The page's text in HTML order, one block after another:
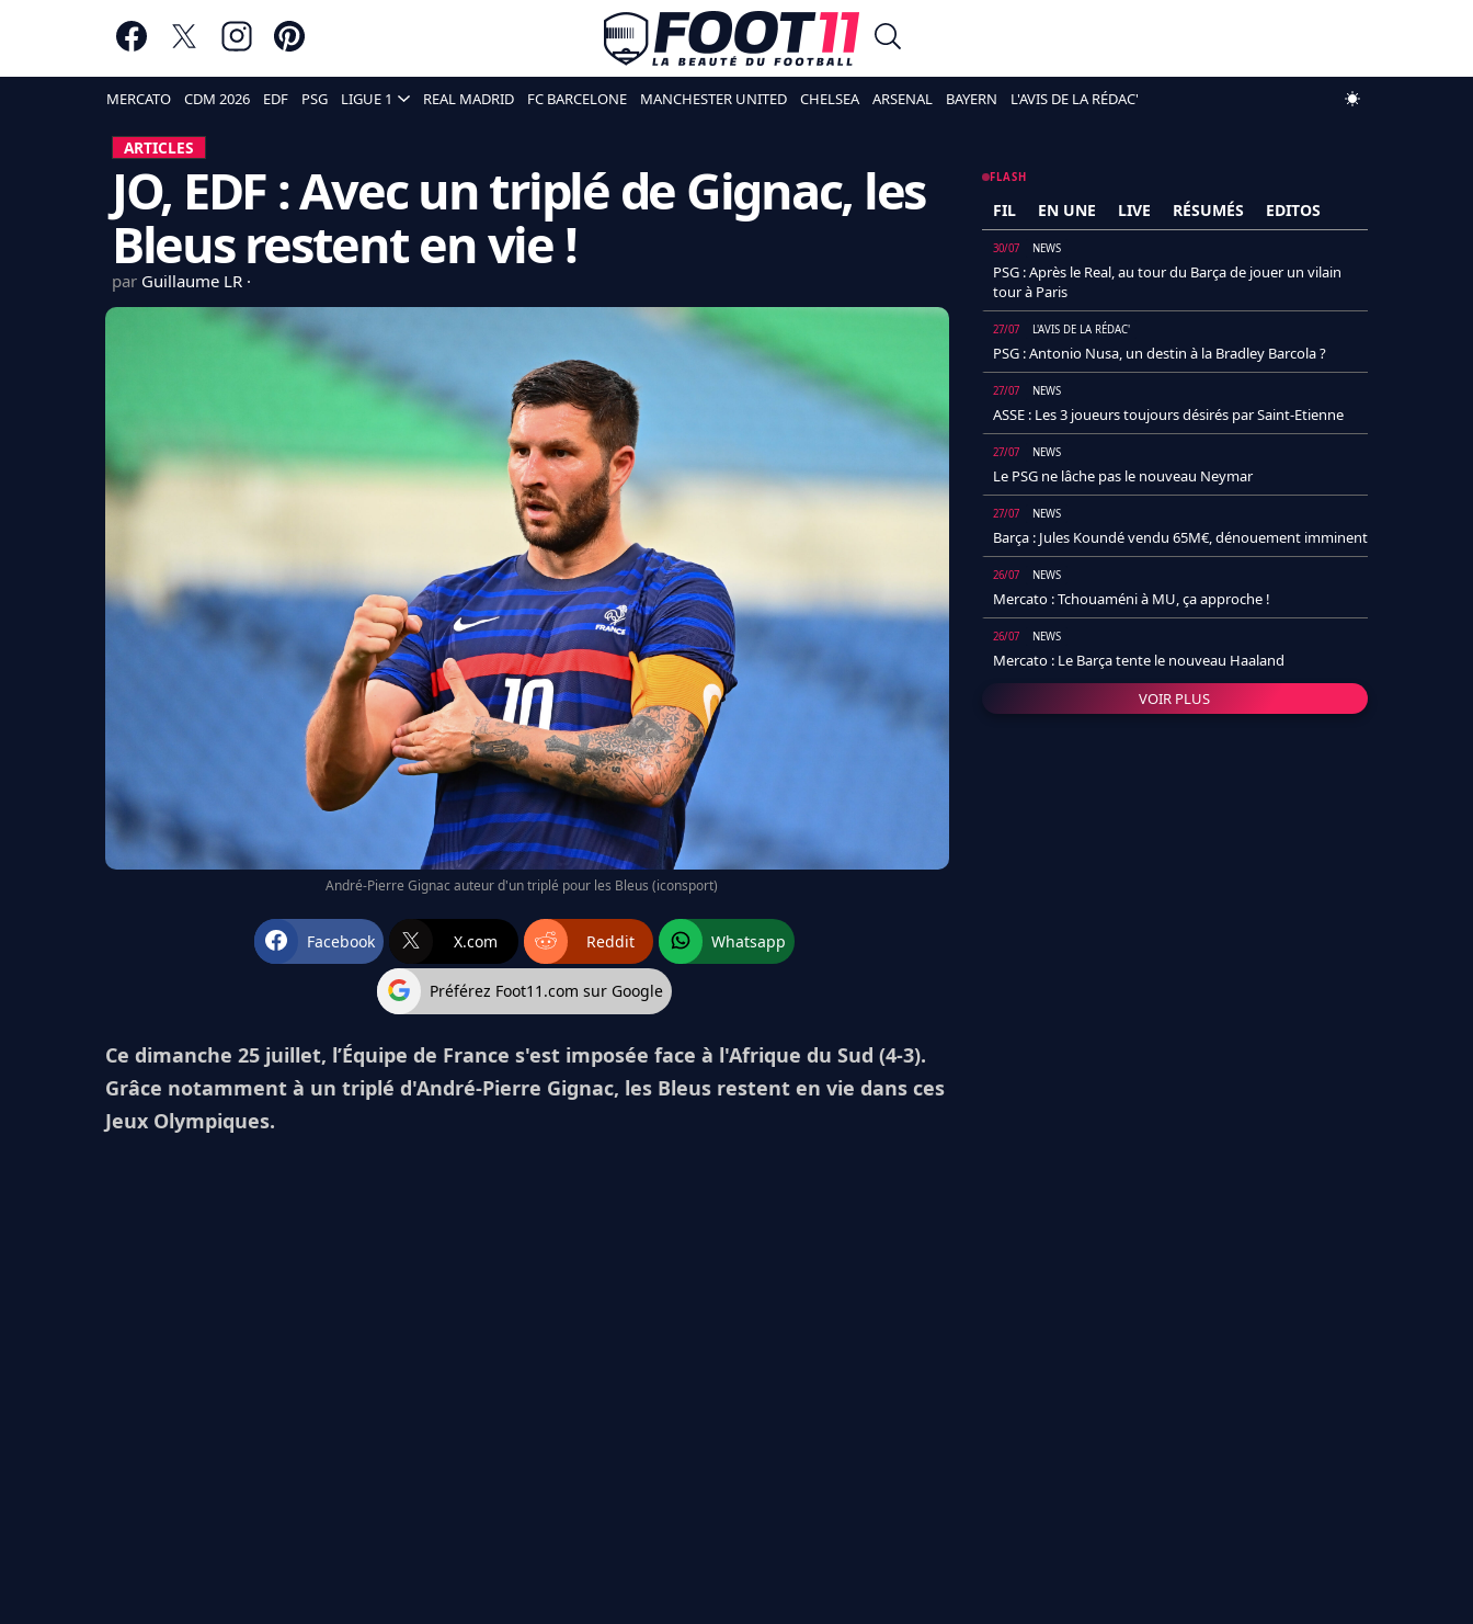
MERCATO CDM 2026 EDF PSG LIGUE 1 REAL MADRID FC BARCELONE MANCHESTER UNITED CHELSEA ARSENAL BAYERN L'AVIS DE LA RÉDAC'
ARTICLES
JO, EDF : Avec un triplé de Gignac, les
Bleus restent en vie !
par Guillaume LR
André-Pierre Gignac auteur d'un triplé pour les Bleus (iconsport)
Facebook X.com Reddit Whatsapp
Préférez Foot11.com sur Google
Ce dimanche 25 juillet, l’Équipe de France s'est imposée face à l'Afrique du Sud (4-3).
Grâce notamment à un triplé d'André-Pierre Gignac, les Bleus restent en vie dans ces
Jeux Olympiques.
FLASH
FIL EN UNE LIVE RÉSUMÉS EDITOS
30/07 NEWS
PSG : Après le Real, au tour du Barça de jouer un vilain
tour à Paris
27/07 L'AVIS DE LA RÉDAC'
PSG : Antonio Nusa, un destin à la Bradley Barcola ?
27/07 NEWS
ASSE : Les 3 joueurs toujours désirés par Saint-Etienne
27/07 NEWS
Le PSG ne lâche pas le nouveau Neymar
27/07 NEWS
Barça : Jules Koundé vendu 65M€, dénouement imminent
26/07 NEWS
Mercato : Tchouaméni à MU, ça approche !
26/07 NEWS
Mercato : Le Barça tente le nouveau Haaland
VOIR PLUS